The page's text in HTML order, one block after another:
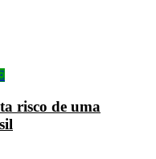
risco de uma